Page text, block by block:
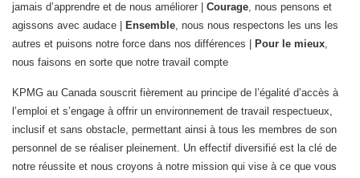
jamais d’apprendre et de nous améliorer | Courage, nous pensons et
agissons avec audace |
Ensemble, nous nous respectons les uns les
autres et puisons notre force dans nos différences |
Pour le mieux,
nous faisons en sorte que notre travail compte
KPMG au Canada souscrit fièrement au principe de l’égalité d’accès à
l’emploi et s’engage à offrir un environnement de travail respectueux,
inclusif et sans obstacle, permettant ainsi à tous les membres de son
personnel de se réaliser pleinement. Un effectif diversifié est la clé de
notre réussite et nous croyons à notre mission qui vise à ce que vous